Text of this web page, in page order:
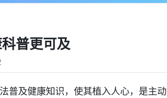
普更可及
普及健康知识，使其植入人心，是主动